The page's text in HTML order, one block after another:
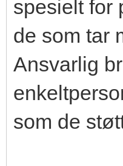
spesielt for
de som tar
Ansvarlig
som de